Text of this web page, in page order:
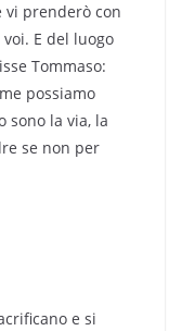
vi prenderò con
E del luogo
Tommaso:
possiamo
sono la via, la
se non per
e si